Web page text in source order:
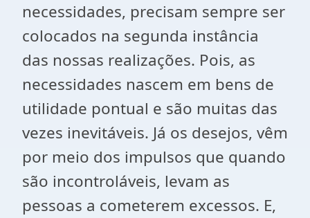
necessidades, precisam sempre ser
colocados na segunda instância
das nossas realizações. Pois, as
necessidades nascem em bens de
utilidade pontual e são muitas das
vezes inevitáveis. Já os desejos, vêm
por meio dos impulsos que quando
são incontroláveis, levam as
pessoas a cometerem excessos. E,